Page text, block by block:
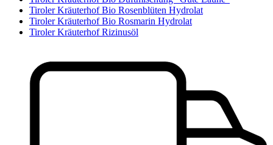
Tiroler Kräuterhof Bio Rosenblüten Hydrolat
Tiroler Kräuterhof Bio Rosmarin Hydrolat
Tiroler Kräuterhof Rizinusöl